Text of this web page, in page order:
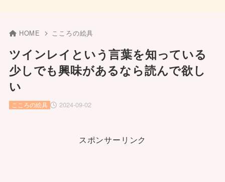
HOME こころの絵具
ツインレイという言葉を知っている
少しでも興味があるなら読んで欲し
い
2024-09-02
こころの絵具
スポンサーリンク